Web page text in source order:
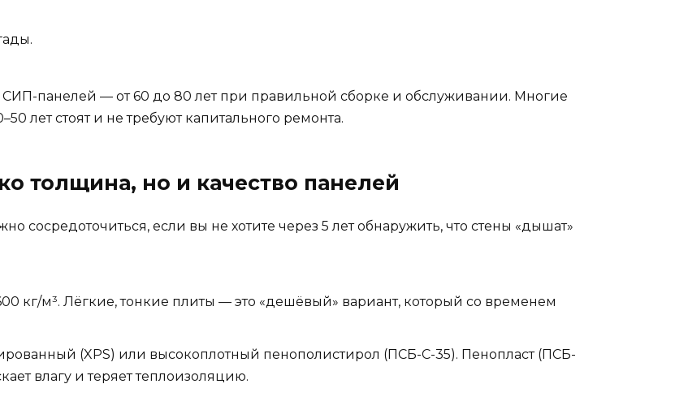
панелей — от 60 до 80 лет при правильной сборке и обслуживании. Многие
лет стоят и не требуют капитального ремонта.
толщина, но и качество панелей
сосредоточиться, если вы не хотите через 5 лет обнаружить, что стены «дышат»
кг/м³. Лёгкие, тонкие плиты — это «дешёвый» вариант, который со временем
(XPS) или высокоплотный пенополистирол (ПСБ-С-35). Пенопласт (ПСБ-
влагу и теряет теплоизоляцию.